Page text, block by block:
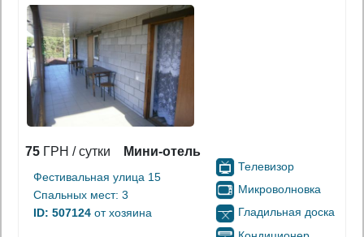
75 ГРН / сутки Мини-отель
Фестивальная улица 15
Спальных мест: 3
ID: 507124 от хозяина
Телевизор
Микроволновка
Гладильная доска